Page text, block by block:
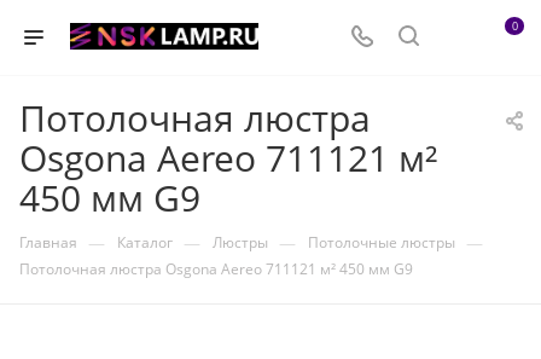
0
Потолочная люстра
Osgona Aereo 711121 м²
450 мм G9
Главная — Каталог — Люстры — Потолочные люстры —
Потолочная люстра Osgona Aereo 711121 м² 450 мм G9